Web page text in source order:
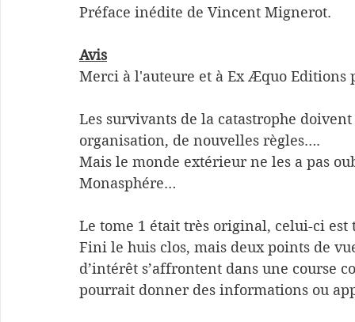
Préface inédite de Vincent Mignerot.
Avis
Merci à l'auteure et à Ex Æquo Editions
Les survivants de la catastrophe
organisation, de nouvelles règles….
Mais le monde extérieur ne les a pas
Monasphére…
Le tome 1 était très original, celui-ci
Fini le huis clos, mais deux points de
d’intérêt s’affrontent dans une course
pourrait donner des informations ou